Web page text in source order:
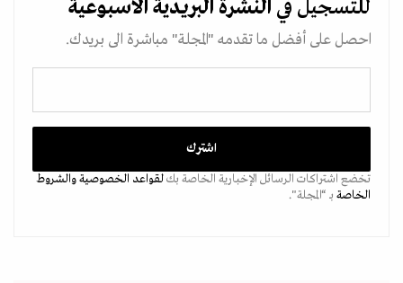
للتسجيل في النشرة البريدية الاسبوعية
احصل على أفضل ما تقدمه "المجلة" مباشرة الى بريدك.
تخضع اشتراكات الرسائل الإخبارية الخاصة بكلقواعد الخصوصيةوالشروط
الخاصة بـ “المجلة".